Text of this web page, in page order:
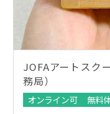
JOFAアートスク
務局）
オンライン可
無料